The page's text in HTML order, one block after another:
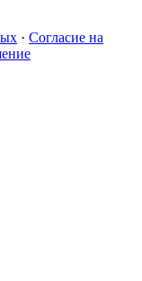
· Согласие на